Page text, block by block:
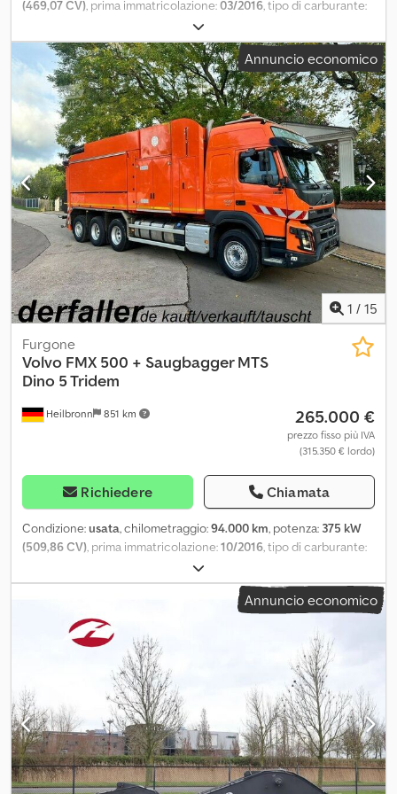
(469,07 CV), prima immatricolazione:03/2016, tipo di carburante:
18.000 kg
automatico, classe di emissione:Euro 6, Equipaggiamento:filtro
antiparticolato, - Spargisale 5m3 - Spazzaneve Zaugg 2016 -
Sospensione pneumatica - Dotazioni complete - Climatizzatore
Dwjdpfx Adexxxmqo Ssa Sospensione: Sospensione pneumatica
Annuncio economico
1 / 15
Heilbronn 851 km
Furgone
Volvo FMX 500 + Saugbagger MTS
Dino 5 Tridem
265.000 €
prezzo fisso più IVA
(315.350 € lordo)
Richiedere Chiamata
Condizione:usata, chilometraggio:94.000 km, potenza: 375 kW
(509,86 CV), prima immatricolazione:10/2016, tipo di carburante:
32.000 kg
assi, passo:4.600 mm, colore:arancione, cabina di guida:altro,
, classe di emissione: Euro 6,
sospensione:aria
bloccaggio del differenziale, chiusura centralizzata,
compressore, controllo della trazione, fari fendinebbia, filtro
antiparticolato, programma elettronico di stabilità (ESP),
riscaldatore autonomo, sistema di navigazione, Doppia cabina,
lubrificazione centralizzata, EBS, unico proprietario, bollino
ambientale verde (classe 4), telecamera per retromarcia,
alzacristalli elettrici, radio/CD, specchietti retrovisori elettrici,
limitatore di velocità, cruise control adattivo, revisione generale
TÜV/AU appena effettuata, cambio automatico diesel,
Annuncio economico